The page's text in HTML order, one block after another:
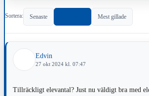
Sortera: Senaste Mest gillade
Edvin
27 okt 2024 kl. 07:47
Tillräckligt elevantal? Just nu väldigt bra med elevunderlag på